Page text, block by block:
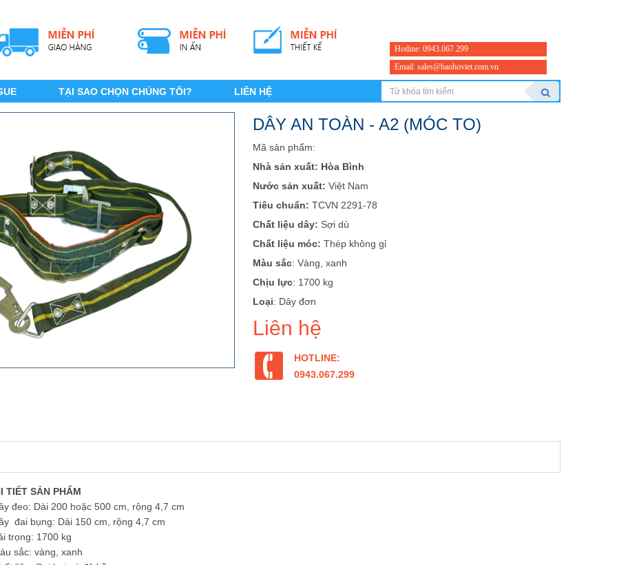
Hotline: 0943.067.299
Email: sales@baohoviet.com.vn
TẠI SAO CHỌN CHÚNG TÔI? LIÊN HỆ
DÂY AN TOÀN - A2 (MÓC TO)
Mã sản phẩm:
Nhà sản xuất: Hòa Bình
Nước sản xuất: Việt Nam
Tiêu chuẩn: TCVN 2291-78
Chất liệu dây: Sợi dù
Chất liệu móc: Thép không gỉ
Màu sắc: Vàng, xanh
Chịu lực: 1700 kg
Loại: Dây đơn
Liên hệ
HOTLINE:
0943.067.299
TIẾT SẢN PHẨM
Dài 200 hoặc 500 cm, rộng 4,7 cm
bụng: Dài 150 cm, rộng 4,7 cm
1700 kg
vàng, xanh